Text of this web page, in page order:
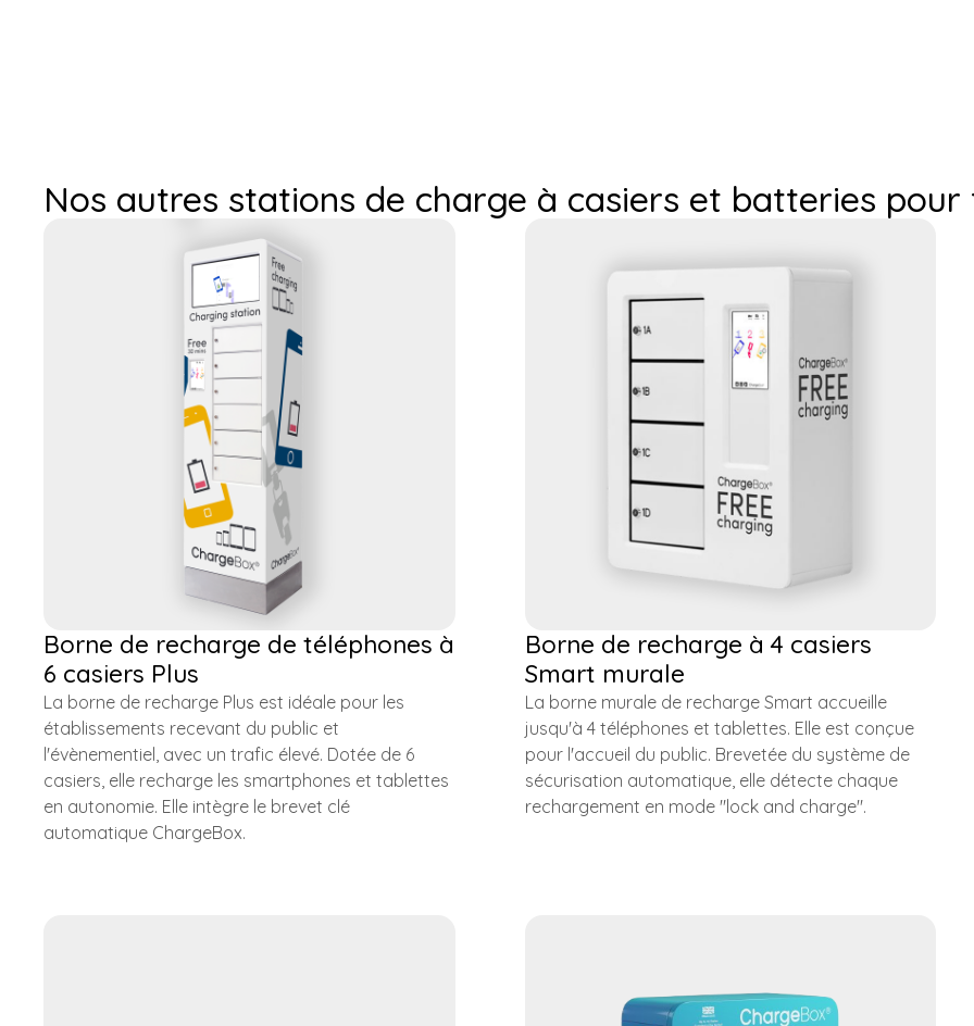
Nos autres stations de charge à casiers et batteries
Borne de recharge de téléphones à
6 casiers Plus
La borne de recharge Plus est idéale pour les
établissements recevant du public et
l'évènementiel, avec un trafic élevé. Dotée de 6
casiers, elle recharge les smartphones et tablettes
en autonomie. Elle intègre le brevet clé
automatique ChargeBox.
Borne de recharge à 4 casiers
Smart murale
La borne murale de recharge Smart accueille
jusqu'à 4 téléphones et tablettes. Elle est conçue
pour l'accueil du public. Brevetée du système de
sécurisation automatique, elle détecte chaque
rechargement en mode "lock and charge".